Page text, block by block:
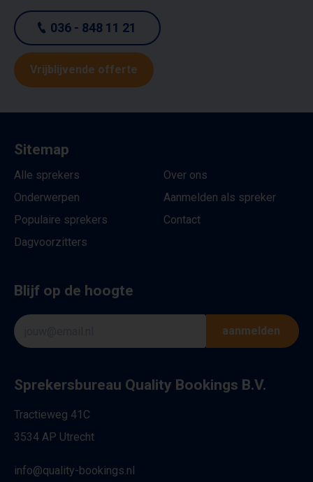
036 - 848 11 21
Vrijblijvende offerte
Sitemap
Alle sprekers
Onderwerpen
Populaire sprekers
Dagvoorzitters
Over ons
Aanmelden als spreker
Contact
Blijf op de hoogte
aanmelden
Sprekersbureau Quality Bookings B.V.
Tractieweg 41C
3534 AP Utrecht
info@quality-bookings.nl